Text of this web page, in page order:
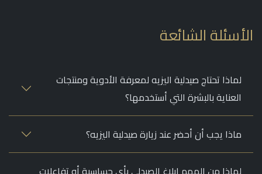
الأسئلة الشائعة
لماذا تحتاج صيدلية اليزيه لمعرفة الأدوية ومنتجات
العناية بالبشرة التي أستخدمها؟
ماذا يجب أن أحضر عند زيارة صيدلية اليزيه؟